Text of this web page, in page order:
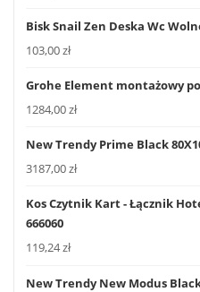
Bisk Snail Zen Deska Wc
103,00zł
Grohe Element montażowy
1284,00zł
New Trendy Prime Black
3187,00zł
Kos Czytnik Kart - Łącznik
666060
119,24zł
New Trendy New Modus